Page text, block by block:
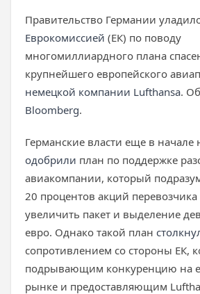
Правительство Германии
Еврокомиссией (ЕК) по поводу
многомиллиардного плана
крупнейшего европейского
немецкой компании Lufthansa.
Bloomberg.
Германские власти еще в начале
одобрили план по поддержке
авиакомпании, который
20 процентов акций
увеличить пакет и выделение
евро. Однако такой план
сопротивлением со стороны ЕК,
подрывающим конкуренцию на
рынке и предоставляющим